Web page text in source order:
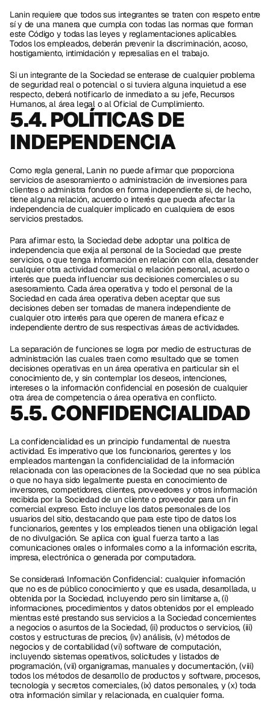
Lanin requiere que todos sus integrantes se traten con respeto entre
sí y de una manera que cumpla con todas las normas que forman
este Código y todas las leyes y reglamentaciones aplicables.
Todos los empleados, deberán prevenir la discriminación, acoso,
hostigamiento, intimidación y represalias en el trabajo.
Si un integrante de la Sociedad se enterase de cualquier problema
de seguridad real o potencial o si tuviera alguna inquietud a ese
respecto, deberá notificarlo de inmediato a su jefe, Recursos
Humanos, al área legal o al Oficial de Cumplimiento.
5.4. POLÍTICAS DE
INDEPENDENCIA
Como regla general, Lanin no puede afirmar que proporciona
servicios de asesoramiento o administración de inversiones para
clientes o administra fondos en forma independiente si, de hecho,
tiene alguna relación, acuerdo o interés que pueda afectar la
independencia de cualquier implicado en cualquiera de esos
servicios prestados.
Para afirmar esto, la Sociedad debe adoptar una política de
independencia que exija al personal de la Sociedad que preste
servicios, o que tenga información en relación con ella, desatender
cualquier otra actividad comercial o relación personal, acuerdo o
interés que pueda influenciar sus decisiones comerciales o su
asesoramiento. Cada área operativa y todo el personal de la
Sociedad en cada área operativa deben aceptar que sus
decisiones deben ser tomadas de manera independiente de
cualquier otro interés para que operen de manera eficaz e
independiente dentro de sus respectivas áreas de actividades.
La separación de funciones se logra por medio de estructuras de
administración las cuales traen como resultado que se tomen
decisiones operativas en un área operativa en particular sin el
conocimiento de, y sin contemplar los deseos, intenciones,
intereses o la información confidencial en posesión de cualquier
otra área de competencia o área operativa en conflicto.
5.5. CONFIDENCIALIDAD
La confidencialidad es un principio fundamental de nuestra
actividad. Es imperativo que los funcionarios, gerentes y los
empleados mantengan la confidencialidad de la información
relacionada con las operaciones de la Sociedad que no sea pública
o que no haya sido legalmente puesta en conocimiento de
inversores, competidores, clientes, proveedores y otros información
recibida por la Sociedad de un cliente o proveedor para un fin
comercial expreso. Esto incluye los datos personales de los
usuarios del sitio, destacando que para este tipo de datos los
funcionarios, gerentes y los empleados tienen una obligación legal
de no divulgación. Se aplica con igual fuerza tanto a las
comunicaciones orales o informales como a la información escrita,
impresa, electrónica o generada por computadora.
Se considerará Información Confidencial: cualquier información
que no es de público conocimiento y que es usada, desarrollada, u
obtenida por la Sociedad, incluyendo pero sin limitarse a, (i)
informaciones, procedimientos y datos obtenidos por el empleado
mientras esté prestando sus servicios a la Sociedad concernientes
a negocios o asuntos de la Sociedad, (ii) productos o servicios, (iii)
costos y estructuras de precios, (iv) análisis, (v) métodos de
negocios y de contabilidad (vi) software de computación,
incluyendo sistemas operativos, solicitudes y listados de
programación, (vii) organigramas, manuales y documentación, (viii)
todos los métodos de desarrollo de productos y software, procesos,
tecnología y secretos comerciales, (ix) datos personales, y (x) toda
otra información similar y relacionada, en cualquier forma.